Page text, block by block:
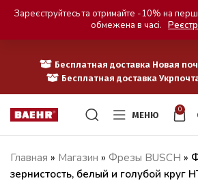
Бесплатная доставка Новая
Бесплатная доставка
МЕНЮ
0
Главная » Магазин » Фрезы BUSCH »
зернистость, белый и голубой круг
Зареєструйтесь та отримайте -10% на
обмежена в часі.